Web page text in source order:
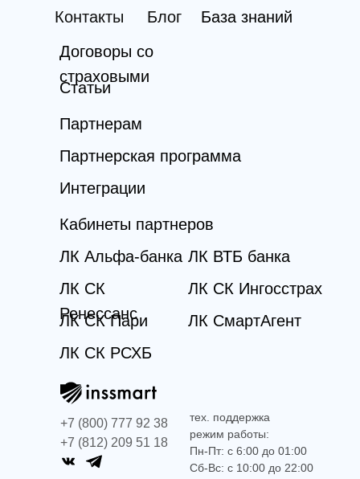
Статьи
Интеграции
ЛК СК РСХБ
тех. поддержка
режим работы:
Пн-Пт: с 6:00 до 01:00
Сб-Вс: с 10:00 до 22:00
ЛК СмартАгент
ЛК СК Ингосстрах
ЛК СК
Ренессанс
ЛК СК Пари
ЛК ВТБ банка
ЛК Альфа-банка
Кабинеты партнеров
Блог
Контакты База знаний
Договоры со
страховыми
Партнерская программа
Партнерам
+7 (800) 777 92 38
+7 (812) 209 51 18